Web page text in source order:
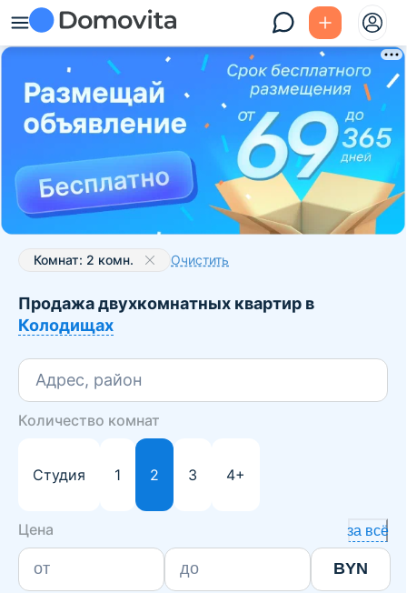
Комнат: 2 комн. Очистить
Продажа двухкомнатных квартир в
Колодищах
Адрес, район
Количество комнат
Студия 1 2 3 4+
Цена за всё
BYN